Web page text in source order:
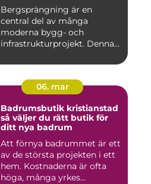
Bergsprängning är en
central del av många
moderna bygg- och
infrastrukturprojekt. Denna
06. mar
Badrumsbutik kristianstad
så väljer du rätt butik för
ditt nya badrum
Att förnya badrummet är ett
av de största projekten i ett
hem. Kostnaderna är ofta
höga, många yrkes...